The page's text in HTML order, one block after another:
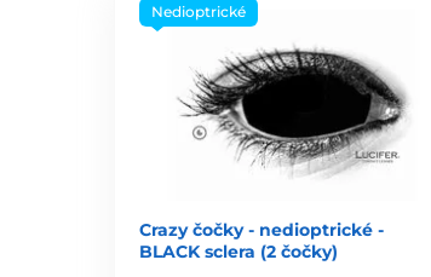
Nedioptrické
Crazy čočky - nedioptrické -
BLACK sclera (2 čočky)